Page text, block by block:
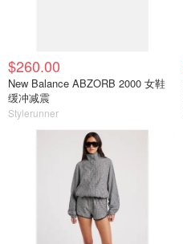
$260.00
New Balance ABZORB 2000 女鞋
缓冲减震
Stylerunner